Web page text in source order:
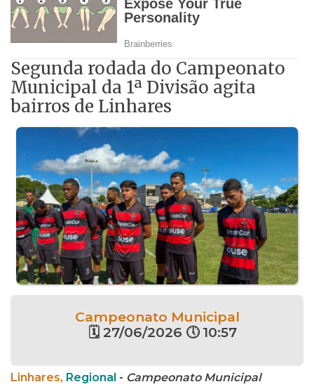
Segunda rodada do Campeonato
Municipal da 1ª Divisão agita
bairros de Linhares
Campeonato Municipal
🗓 27/06/2026 🕔 10:57
Linhares, Regional - Campeonato Municipal